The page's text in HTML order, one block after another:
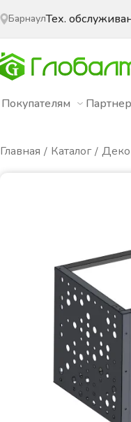
БарнаулТех.
Покупателям
Главная Каталог